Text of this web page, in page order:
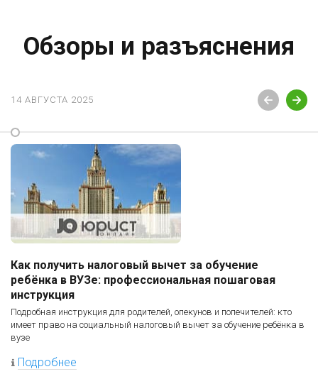
Обзоры и разъяснения
14 АВГУСТА 2025
Как получить налоговый вычет за обучение
ребёнка в ВУЗе: профессиональная пошаговая
инструкция
Подробная инструкция для родителей, опекунов и попечителей: кто
имеет право на социальный налоговый вычет за обучение ребёнка в
вузе
Подробнее